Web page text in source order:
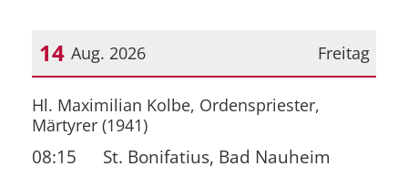
Freitag
14 Aug. 2026
Datum: 14. August 2026
Hl. Maximilian Kolbe, Ordenspriester,
Märtyrer (1941)
08:15 St. Bonifatius, Bad Nauheim